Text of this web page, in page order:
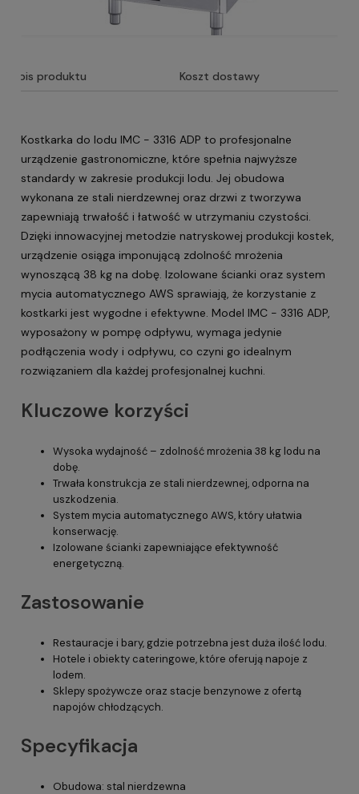
Opis produktu Koszt dostawy
Kostkarka do lodu IMC - 3316 ADP to profesjonalne
urządzenie gastronomiczne, które spełnia najwyższe
standardy w zakresie produkcji lodu. Jej obudowa
wykonana ze stali nierdzewnej oraz drzwi z tworzywa
zapewniają trwałość i łatwość w utrzymaniu czystości.
Dzięki innowacyjnej metodzie natryskowej produkcji kostek,
urządzenie osiąga imponującą zdolność mrożenia
wynoszącą 38 kg na dobę. Izolowane ścianki oraz system
mycia automatycznego AWS sprawiają, że korzystanie z
kostkarki jest wygodne i efektywne. Model IMC - 3316 ADP,
wyposażony w pompę odpływu, wymaga jedynie
podłączenia wody i odpływu, co czyni go idealnym
rozwiązaniem dla każdej profesjonalnej kuchni.
Kluczowe korzyści
Wysoka wydajność – zdolność mrożenia 38 kg lodu na
dobę.
Trwała konstrukcja ze stali nierdzewnej, odporna na
uszkodzenia.
System mycia automatycznego AWS, który ułatwia
konserwację.
Izolowane ścianki zapewniające efektywność
energetyczną.
Zastosowanie
Restauracje i bary, gdzie potrzebna jest duża ilość lodu.
Hotele i obiekty cateringowe, które oferują napoje z
lodem.
Sklepy spożywcze oraz stacje benzynowe z ofertą
napojów chłodzących.
Specyfikacja
Obudowa: stal nierdzewna